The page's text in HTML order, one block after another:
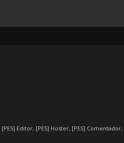
[PES] Editor, [PES] Hoster, [PES] Comentador,